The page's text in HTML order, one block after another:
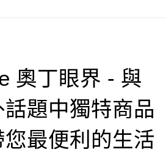
奧丁眼界 - 與
題中獨特商品
最便利的生活